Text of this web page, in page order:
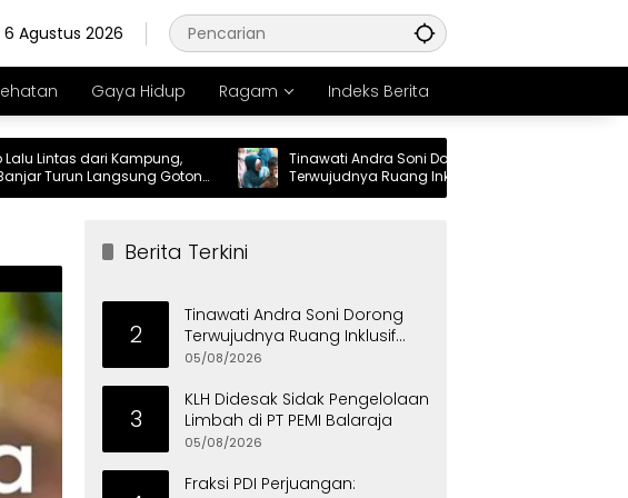
6 Agustus 2026
Gaya Hidup Ragam Indeks Berita
dari Kampung,
Langsung Gotong
Warga
Tinawati Andra Soni Dorong
Terwujudnya Ruang Inklusif bagi Anak
Berkebutuhan Khusus
Berita Terkini
2
Tinawati Andra Soni Dorong
Terwujudnya Ruang Inklusif
bagi Anak Berkebutuhan
05/08/2026
3
KLH Didesak Sidak Pengelolaan
Limbah di PT PEMI Balaraja
05/08/2026
Fraksi PDI Perjuangan: